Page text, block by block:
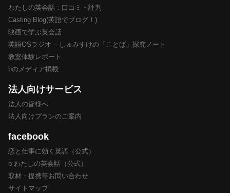
わたしの英会話：口コミ・評判
Casting Blog(英語でブログ！)
映画で学ぶ英会話
英語OSラジオ – しゅみすけの「ことば」探究ノート
教室体験レポート
bのメディア掲載
法人向けサービス
法人の皆様へ
法人向けプランのご案内
facebook
恋と仕事に効く英語（公式）
b わたしの英会話（公式）
取材・提携等お問い合わせ
サイトマップ